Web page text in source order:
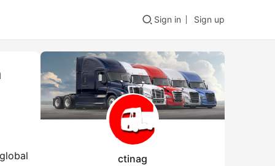
Sign in Sign up
ctinag